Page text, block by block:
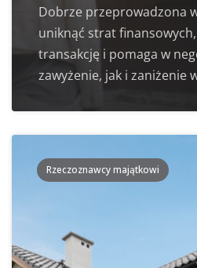
Dobrze przeprowadzona
uniknąć strat
transakcję i pomaga w
zawyżenie, jak i zaniżenie
Rzeczoznawcy majątkowi